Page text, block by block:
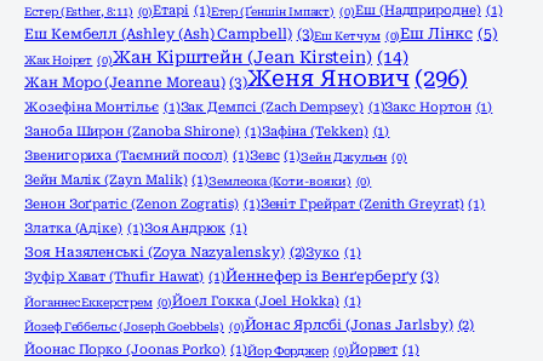
Естер (Esther, 8:11) (0)Етарі (1)Етер (Ґеншін Імпакт) (0)Еш (Надприродне) (1)
Еш Кембелл (Ashley (Ash) Campbell) (3)Еш Кетчум (0)Еш Лінкс (5)
Жак Ноірет (0)Жан Кірштейн (Jean Kirstein) (14)
Жан Моро (Jeanne Moreau) (3)Женя Янович (296)
Жозефіна Монтільє (1)Зак Демпсі (Zach Dempsey) (1)Закс Нортон (1)
Заноба Широн (Zanoba Shirone) (1)Зафіна (Tekken) (1)
Звенигориха (Таємний посол) (1)Зевс (1)Зейн Джульєн (0)
Зейн Малік (Zayn Malik) (1)Землеока (Коти-вояки) (0)
Зенон Зоґратіс (Zenon Zogratis) (1)Зеніт Грейрат (Zenith Greyrat) (1)
Златка (Адіке) (1)Зоя Андрюк (1)
Зоя Назяленські (Zoya Nazyalensky) (2)Зуко (1)
Зуфір Хават (Thufir Hawat) (1)Йеннефер із Венґерберґу (3)
Йоганнес Еккерстрем (0)Йоел Гокка (Joel Hokka) (1)
Йозеф Геббельс (Joseph Goebbels) (0)Йонас Ярлсбі (Jonas Jarlsby) (2)
Йоонас Порко (Joonas Porko) (1)Йор Форджер (0)Йорвет (1)